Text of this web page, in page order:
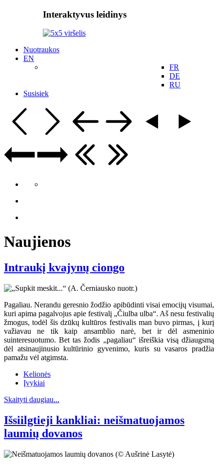
Interaktyvus leidinys
Nuotraukos
EN
FR
DE
RU
Susisiek
Naujienos
Intraukį kvajynų ciongo
Pagaliau. Nerandu geresnio žodžio apibūdinti visai emocijų visumai,
kuri apima pagalvojus apie festivalį „Čiulba ulba“. Aš nesu festivalių
žmogus, todėl šis dzūkų kultūros festivalis man buvo pirmas, į kurį
važiavau ne tik kaip ansamblio narė, bet ir dėl asmeninio
suinteresuotumo. Bet tas žodis „pagaliau“ išreiškia visą džiaugsmą
dėl atsinaujinusio kultūrinio gyvenimo, kuris su vasaros pradžia
pamažu vėl atgimsta.
Kelionės
Įvykiai
Skaityti daugiau...
Išsiilgtieji kankliai: neišmatuojamos
laumių dovanos